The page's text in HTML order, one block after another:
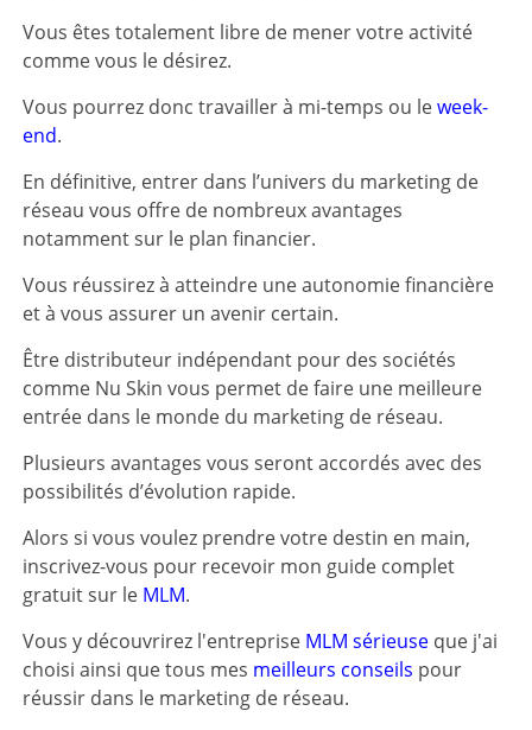
Vous êtes totalement libre de mener votre activité
comme vous le désirez.
Vous pourrez donc travailler à mi-temps ou leweek-
end.
En définitive, entrer dans l’univers du marketing de
réseau vous offre de nombreux avantages
notamment sur le plan financier.
Vous réussirez à atteindre une autonomie financière
et à vous assurer un avenir certain.
Être distributeur indépendant pour des sociétés
comme Nu Skin vous permet de faire une meilleure
entrée dans le monde du marketing de réseau.
Plusieurs avantages vous seront accordés avec des
possibilités d’évolution rapide.
Alors si vous voulez prendre votre destin en main,
inscrivez-vous pour recevoir mon guide complet
gratuit sur le MLM.
Vous y découvrirez l'entreprise MLM sérieuse que j'ai
choisi ainsi que tous mes meilleurs conseils pour
réussir dans le marketing de réseau.